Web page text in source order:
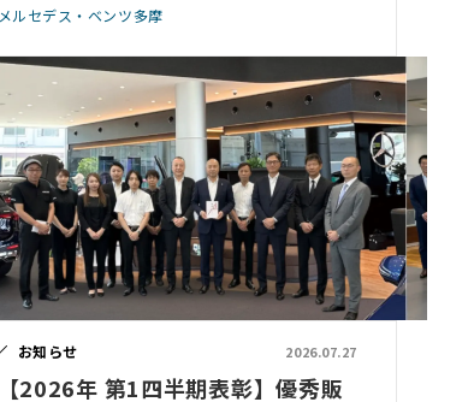
メルセデス・ベンツ多摩
お知らせ 2026.07.27
【2026年 第1四半期表彰】優秀販